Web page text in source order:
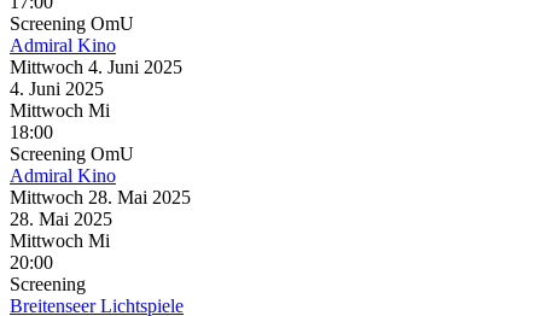
Screening OmU
Admiral Kino
Mittwoch 4. Juni 2025
4. Juni 2025
Mittwoch Mi
18:00
Screening OmU
Admiral Kino
Mittwoch 28. Mai 2025
28. Mai 2025
Mittwoch Mi
20:00
Screening
Breitenseer Lichtspiele